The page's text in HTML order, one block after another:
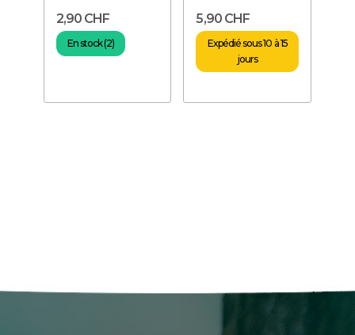
2,90 CHF
En stock (2)
d'air
5,90 CHF
Expédié sous 10 à 15
jours